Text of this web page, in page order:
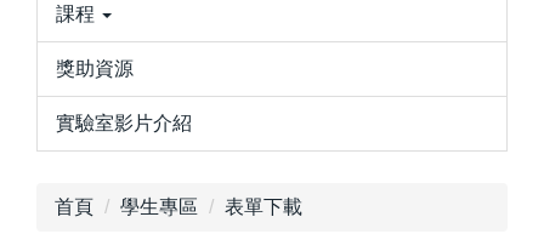
課程
獎助資源
實驗室影片介紹
首頁 學生專區 表單下載